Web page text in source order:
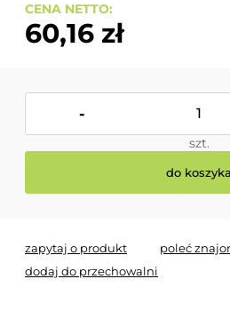
CENA NETTO:
60,16 zł
-
szt.
do koszyka
zapytaj o produkt poleć
dodaj do przechowalni